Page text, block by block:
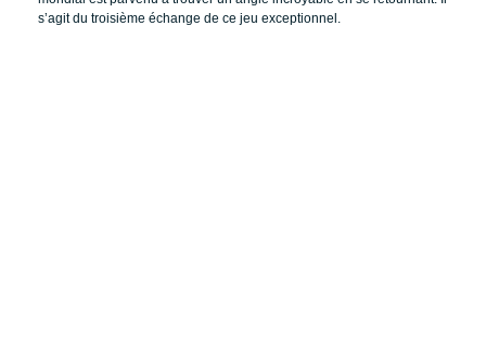
s’agit du troisième échange de ce jeu exceptionnel.